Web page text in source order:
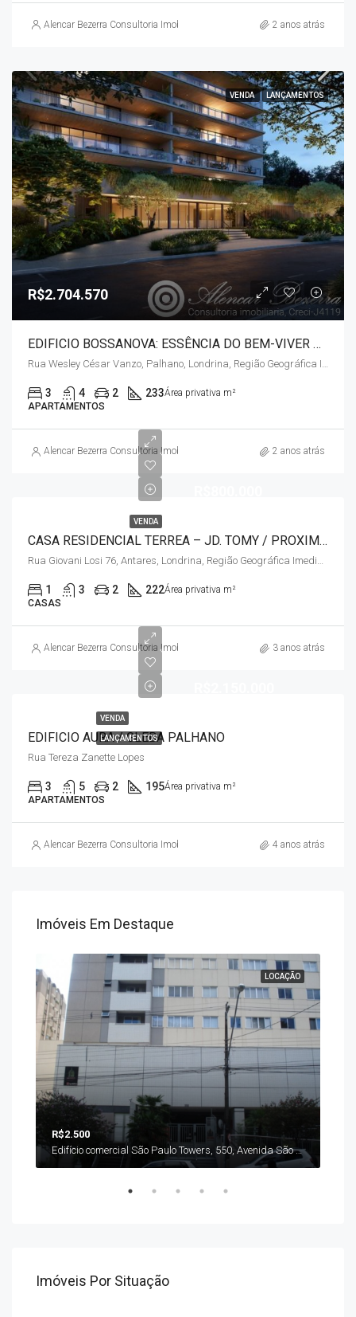
Alencar Bezerra Consultoria Imobiliária 2 anos atrás
VENDA LANÇAMENTOS
R$2.704.570
EDIFICIO BOSSANOVA: ESSÊNCIA DO BEM-VIVER – GLEBA PALHANO
Rua Wesley César Vanzo, Palhano, Londrina, Região Geográfica Imediata de Londrina, Região Geográfica Intermediária de Londrina, Paraná, Região Sul, 86050-460, Brasil
3 4 2 233Área privativa m²
APARTAMENTOS
Alencar Bezerra Consultoria Imobiliária 2 anos atrás
VENDA
CASA RESIDENCIAL TERREA – JD. TOMY / PROXIMO HU
Rua Giovani Losi 76, Antares, Londrina, Região Geográfica Imediata de Londrina, Região Geográfica Intermediária de Londrina, Paraná, Região Sul, 86036-200, Brasil
1 3 2 222Área privativa m²
CASAS
Alencar Bezerra Consultoria Imobiliária 3 anos atrás
VENDA
LANÇAMENTOS
EDIFICIO AURA / GLEBA PALHANO
Rua Tereza Zanette Lopes
3 5 2 195Área privativa m²
APARTAMENTOS
Alencar Bezerra Consultoria Imobiliária 4 anos atrás
Imóveis Em Destaque
LOCAÇÃO
R$2.500
Edifício comercial São Paulo Towers, 550, Avenida São Paulo, Centro Histórico, Londrina, Região Geográfica Imediata de Londrina, Região Geográfica Intermediária de Londrina, Paraná, Região Sul, 86010-927, Brasil
Imóveis Por Situação